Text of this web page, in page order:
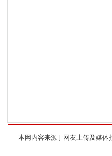
本网内容来源于网友上传及媒体